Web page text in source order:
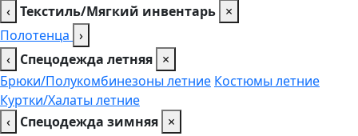
‹ Текстиль/Мягкий инвентарь ×
Полотенца ›
‹ Спецодежда летняя ×
Брюки/Полукомбинезоны летние Костюмы летние
Куртки/Халаты летние
‹ Спецодежда зимняя ×